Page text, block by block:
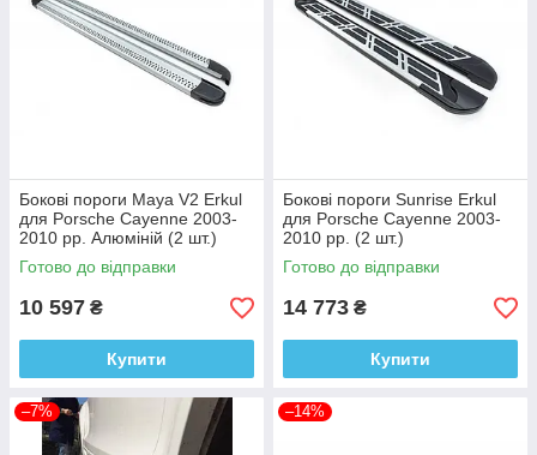
Бокові пороги Maya V2 Erkul
для Porsche Cayenne 2003-
2010 рр. Алюміній (2 шт.)
Готово до відправки
10 597 ₴
Купити
Бокові пороги Sunrise Erkul
для Porsche Cayenne 2003-
2010 рр. (2 шт.)
Готово до відправки
14 773 ₴
Купити
–7% –14%